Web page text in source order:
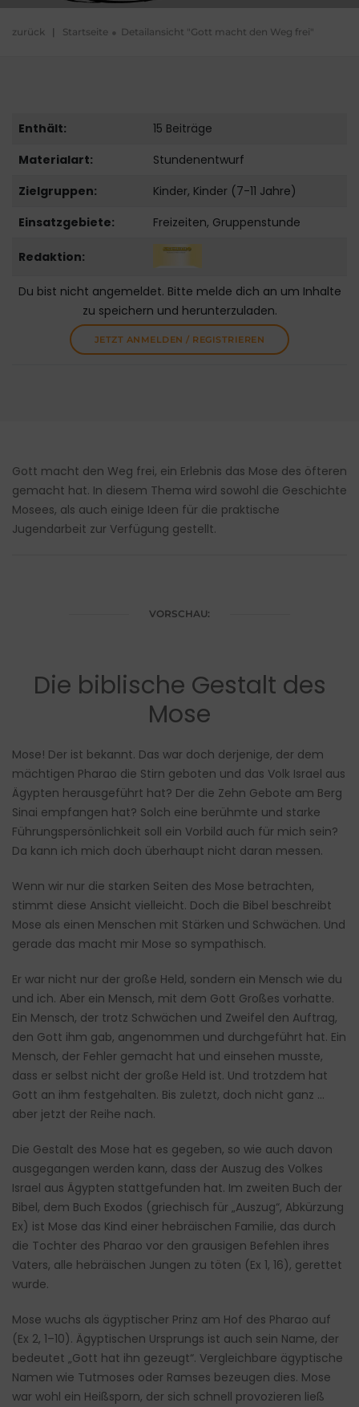
zurück | Startseite Detailansicht "Gott macht den Weg frei"
Enthält:
15 Beiträge
Materialart:
Stundenentwurf
Zielgruppen:
Kinder, Kinder (7-11 Jahre)
Einsatzgebiete:
Freizeiten, Gruppenstunde
Redaktion:
Du bist nicht angemeldet. Bitte melde dich an um Inhalte
zu speichern und herunterzuladen.
JETZT ANMELDEN / REGISTRIEREN
Gott macht den Weg frei, ein Erlebnis das Mose des öfteren
gemacht hat. In diesem Thema wird sowohl die Geschichte
Mosees, als auch einige Ideen für die praktische
Jugendarbeit zur Verfügung gestellt.
VORSCHAU:
Die biblische Gestalt des
Mose
Mose! Der ist bekannt. Das war doch derjenige, der dem
mächtigen Pharao die Stirn geboten und das Volk Israel aus
Ägypten herausgeführt hat? Der die Zehn Gebote am Berg
Sinai empfangen hat? Solch eine berühmte und starke
Führungspersönlichkeit soll ein Vorbild auch für mich sein?
Da kann ich mich doch überhaupt nicht daran messen.
Wenn wir nur die starken Seiten des Mose betrachten,
stimmt diese Ansicht vielleicht. Doch die Bibel beschreibt
Mose als einen Menschen mit Stärken und Schwächen. Und
gerade das macht mir Mose so sympathisch.
Er war nicht nur der große Held, sondern ein Mensch wie du
und ich. Aber ein Mensch, mit dem Gott Großes vorhatte.
Ein Mensch, der trotz Schwächen und Zweifel den Auftrag,
den Gott ihm gab, angenommen und durchgeführt hat. Ein
Mensch, der Fehler gemacht hat und einsehen musste,
dass er selbst nicht der große Held ist. Und trotzdem hat
Gott an ihm festgehalten. Bis zuletzt, doch nicht ganz …
aber jetzt der Reihe nach.
Die Gestalt des Mose hat es gegeben, so wie auch davon
ausgegangen werden kann, dass der Auszug des Volkes
Israel aus Ägypten stattgefunden hat. Im zweiten Buch der
Bibel, dem Buch Exodos (griechisch für „Auszug“, Abkürzung
Ex) ist Mose das Kind einer hebräischen Familie, das durch
die Tochter des Pharao vor den grausigen Befehlen ihres
Vaters, alle hebräischen Jungen zu töten (Ex 1, 16), gerettet
wurde.
Mose wuchs als ägyptischer Prinz am Hof des Pharao auf
(Ex 2, 1–10). Ägyptischen Ursprungs ist auch sein Name, der
bedeutet „Gott hat ihn gezeugt“. Vergleichbare ägyptische
Namen wie Tutmoses oder Ramses bezeugen dies. Mose
war wohl ein Heißsporn, der sich schnell provozieren ließ